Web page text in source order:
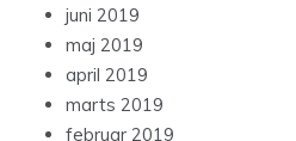
juni 2019
maj 2019
april 2019
marts 2019
februar 2019